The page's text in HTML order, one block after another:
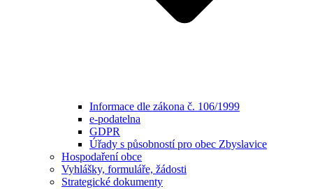
Informace dle zákona č. 106/1999
e-podatelna
GDPR
Úřady s působností pro obec Zbyslavice
Hospodaření obce
Vyhlášky, formuláře, žádosti
Strategické dokumenty